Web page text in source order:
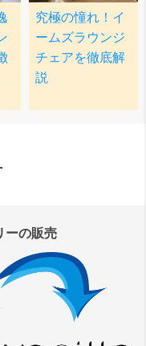
ーの販売